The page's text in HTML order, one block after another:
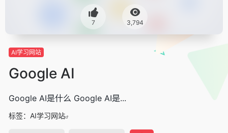
7 3,794
AI学习网站
Google AI
Google AI是什么 Google AI是...
标签： AI学习网站